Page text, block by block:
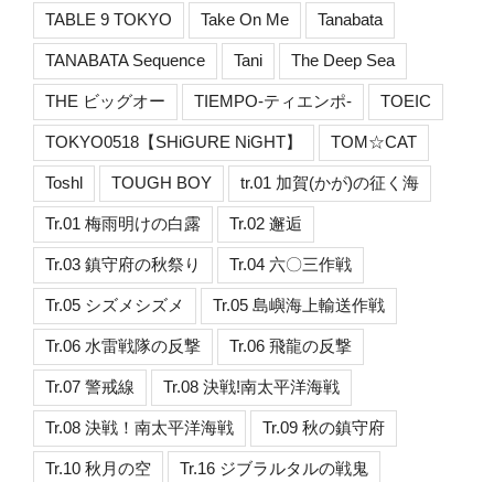
TABLE 9 TOKYO Take On Me Tanabata
TANABATA Sequence Tani The Deep Sea
THE ビッグオー TIEMPO-ティエンポ- TOEIC
TOKYO0518【SHiGURE NiGHT】 TOM☆CAT
Toshl TOUGH BOY tr.01 加賀(かが)の征く海
Tr.01 梅雨明けの白露 Tr.02 邂逅
Tr.03 鎮守府の秋祭り Tr.04 六〇三作戦
Tr.05 シズメシズメ Tr.05 島嶼海上輸送作戦
Tr.06 水雷戦隊の反撃 Tr.06 飛龍の反撃
Tr.07 警戒線 Tr.08 決戦!南太平洋海戦
Tr.08 決戦！南太平洋海戦 Tr.09 秋の鎮守府
Tr.10 秋月の空 Tr.16 ジブラルタルの戦鬼